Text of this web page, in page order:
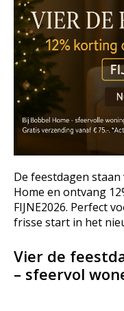
De feestdagen
Home en ontvang
FIJNE2026. Perfect
frisse start in het
Vier de
– sfeervol